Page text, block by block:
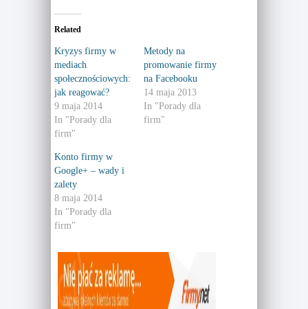
t
o
s
a
e
o
n
T
w
i
t
t
O
e
i
n
n
d
o
w
)
a
o
n
b
(
O
p
n
n
d
o
w
)
Related
Kryzys firmy w
mediach
społecznościowych:
jak reagować?
9 maja 2014
In "Porady dla
firm"
Metody na
promowanie firmy
na Facebooku
14 maja 2013
In "Porady dla
firm"
Konto firmy w
Google+ – wady i
zalety
8 maja 2014
In "Porady dla
firm"